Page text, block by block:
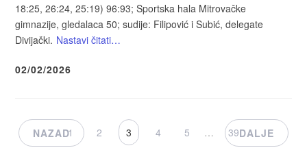
18:25, 26:24, 25:19) 96:93; Sportska hala Mitrovačke
gimnazije, gledalaca 50; sudije: Filipović i Subić, delegate
Divijački. Nastavi čitati…
02/02/2026
NAZAD1 2 3 4 5 … 39DALJE